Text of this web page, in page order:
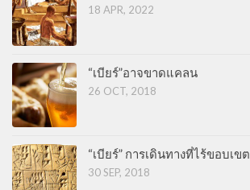
18 APR, 2022
“เบียร์”อาจขาดแคลน
26 OCT, 2018
“เบียร์” การเดินทางที่ไร้ขอบเขต
30 SEP, 2018